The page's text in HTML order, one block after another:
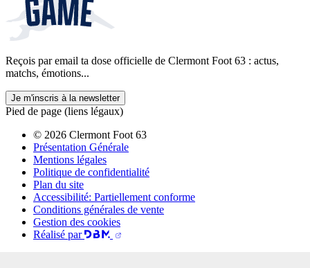
Reçois par email ta dose officielle de Clermont Foot 63 : actus,
matchs, émotions...
Je m'inscris à la newsletter
Pied de page (liens légaux)
© 2026 Clermont Foot 63
Présentation Générale
Mentions légales
Politique de confidentialité
Plan du site
Accessibilité: Partiellement conforme
Conditions générales de vente
Gestion des cookies
Réalisé par